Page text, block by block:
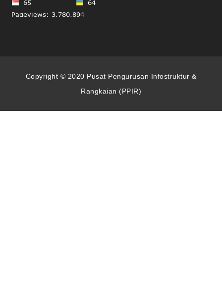
Copyright © 2020 Pusat Pengurusan Infostruktur &
Rangkaian (PPIR)